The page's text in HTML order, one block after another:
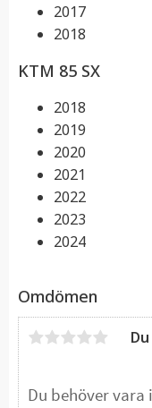
2017
2018
KTM 85 SX
2018
2019
2020
2021
2022
2023
2024
Omdömen
Du